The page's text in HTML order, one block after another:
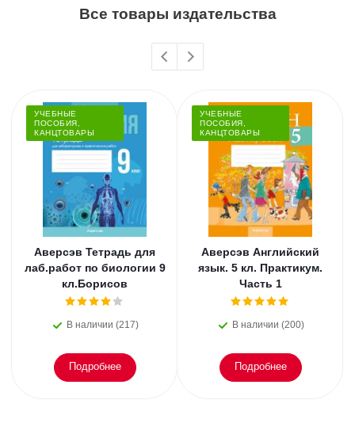
Все товары издательства
УЧЕБНЫЕ
ПОСОБИЯ,
КАНЦТОВАРЫ
Аверсэв Тетрадь для
лаб.работ по биологии 9
кл.Борисов
В наличии (217)
Подробнее
УЧЕБНЫЕ
ПОСОБИЯ,
КАНЦТОВАРЫ
Аверсэв Английский
язык. 5 кл. Практикум.
Часть 1
В наличии (200)
Подробнее